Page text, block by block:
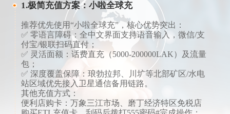
1.极简充值方案：小啦全球充
推荐优先使用“小啦全球充”，核心优势突出：
✅ ​​零语言障碍​​：全中文界面支持语音输入，微信/支
付宝/银联扫码直付；
✅ ​​​灵活面额​​：话费直充（5000-200000LAK）及流量
包；
✅ ​​深度覆盖保障​​：琅勃拉邦、川圹等北部矿区/水电
站区域优先接入卫星通信备用链路。
​​​​其他充值方式​​：​​
​​便利店购卡​​：万象三江市场、磨丁经济特区免税店